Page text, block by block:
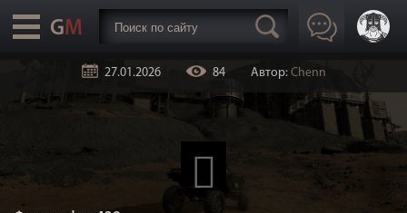
27.01.2026 84 Автор: Chenn